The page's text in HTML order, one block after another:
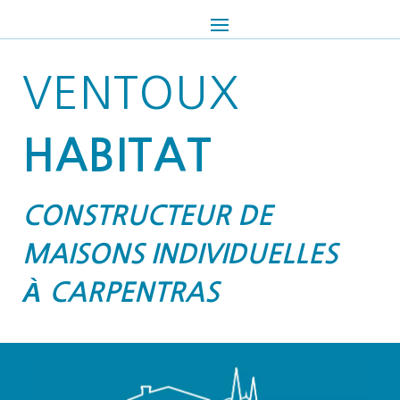
VENTOUX
HABITAT
CONSTRUCTEUR DE
MAISONS INDIVIDUELLES
À CARPENTRAS